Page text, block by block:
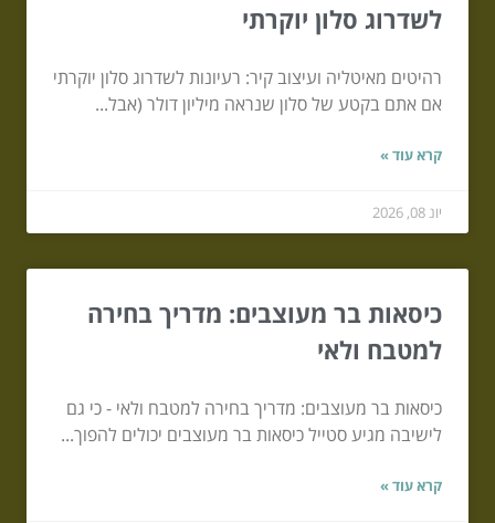
לשדרוג סלון יוקרתי
רהיטים מאיטליה ועיצוב קיר: רעיונות לשדרוג סלון יוקרתי
אם אתם בקטע של סלון שנראה מיליון דולר (אבל...
קרא עוד »
יונ 08, 2026
כיסאות בר מעוצבים: מדריך בחירה
למטבח ולאי
כיסאות בר מעוצבים: מדריך בחירה למטבח ולאי - כי גם
לישיבה מגיע סטייל כיסאות בר מעוצבים יכולים להפוך...
קרא עוד »